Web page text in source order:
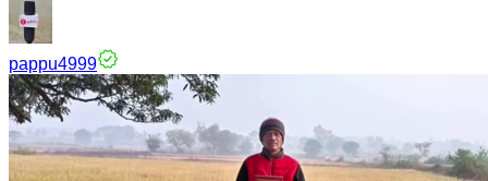
pappu4999